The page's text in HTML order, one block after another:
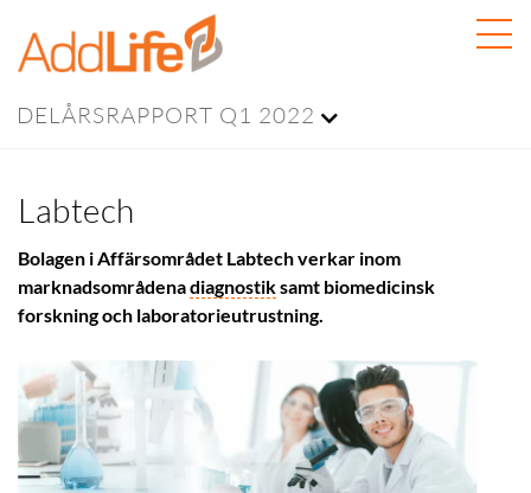
DELÅRSRAPPORT Q1 2022
Labtech
Bolagen i Affärsområdet Labtech verkar inom
marknadsområdenadiagnostiksamt biomedicinsk
forskning och laboratorieutrustning.